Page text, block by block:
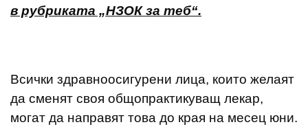
в рубриката „НЗОК за теб“.
Всички здравноосигурени лица, които желаят
да сменят своя общопрактикуващ лекар,
могат да направят това до края на месец юни.